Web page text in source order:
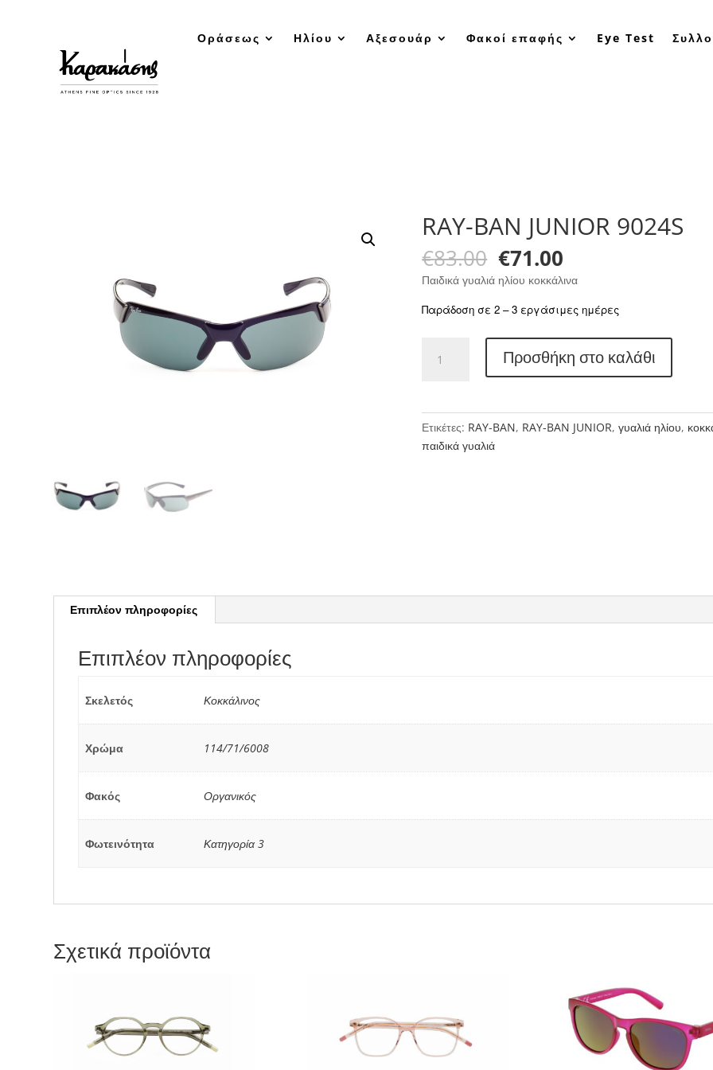
Οράσεως Ηλίου Αξεσουάρ Φακοί επαφής Eye Test
RAY-BAN JUNIOR 9024S
€83.00 Original
price
was:
€83.00.
€71.00
τρέχουσα
τιμή
είναι:
€71.00.
Παιδικά γυαλιά ηλίου κοκκάλινα
Παράδοση σε 2 – 3 εργάσιμες ημέρες
BAN
Προσθήκη στο καλάθι
Ετικέτες: RAY-BAN, RAY-BAN JUNIOR,γυαλιά ηλίου,
παιδικά γυαλιά
Επιπλέον πληροφορίες
Επιπλέον πληροφορίες
Σκελετός Κοκκάλινος
Χρώμα 114/71/6008
Φακός Οργανικός
Φωτεινότητα Κατηγορία 3
Σχετικά προϊόντα